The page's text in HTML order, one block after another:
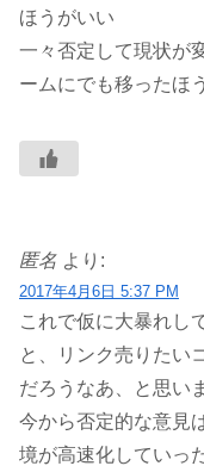
ほうがいい
一々否定して現状が
ームにでも移ったほ
匿名 より:
2017年4月6日 5:37 PM
これで仮に大暴れし
と、リンク売りたい
だろうなあ、と思い
今から否定的な意見
境が高速化していっ